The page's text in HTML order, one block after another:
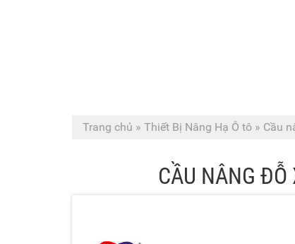
Trang chủ » Thiết Bị Nâng Hạ Ô tô » Cầu
CẦU NÂNG ĐỖ